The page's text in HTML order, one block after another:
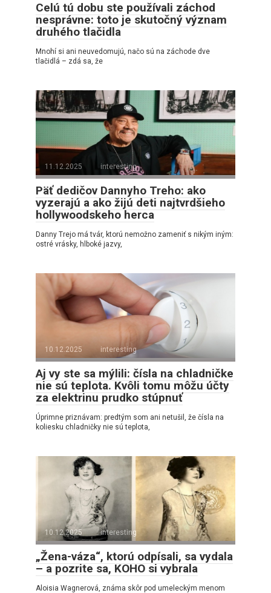
Celú tú dobu ste používali záchod
nesprávne: toto je skutočný význam
druhého tlačidla
Mnohí si ani neuvedomujú, načo sú na záchode dve
tlačidlá – zdá sa, že
11.12.2025 interesting
Päť dedičov Dannyho Treho: ako
vyzerajú a ako žijú deti najtvrdšieho
hollywoodskeho herca
Danny Trejo má tvár, ktorú nemožno zameniť s nikým iným:
ostré vrásky, hlboké jazvy,
10.12.2025 interesting
Aj vy ste sa mýlili: čísla na chladničke
nie sú teplota. Kvôli tomu môžu účty
za elektrinu prudko stúpnuť
Úprimne priznávam: predtým som ani netušil, že čísla na
koliesku chladničky nie sú teplota,
10.12.2025 interesting
„Žena-váza“, ktorú odpísali, sa vydala
– a pozrite sa, KOHO si vybrala
Aloisia Wagnerová, známa skôr pod umeleckým menom